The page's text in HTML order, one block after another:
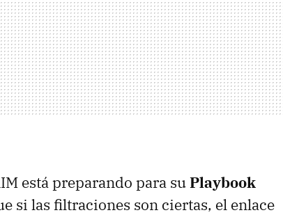
está preparando para suPlaybook
si las filtraciones son ciertas, el enlace